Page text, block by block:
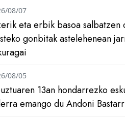
eta erbik basoa salbatzen
gonbitak astelehenean
08/07
13an hondarrezko
emango du Andoni
08/05